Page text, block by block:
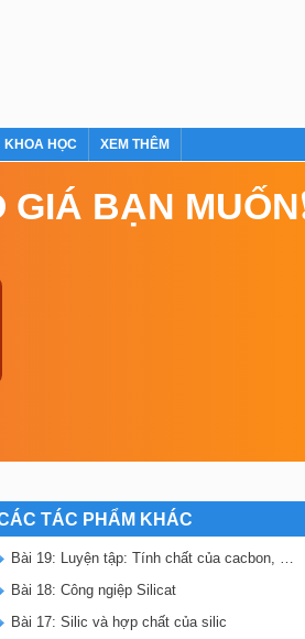
KHOA HỌC XEM THÊM
BẠN
TÁC PHẨM KHÁC
Bài 19: Luyện tập: Tính chất của cacbon, silic và các hợp chất của chúng
Bài 18: Công ngiệp Silicat
Bài 17: Silic và hợp chất của silic